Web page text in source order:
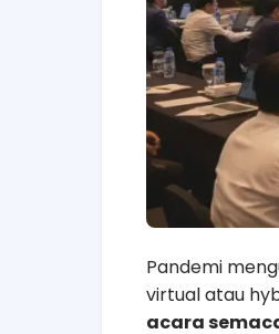
Pandemi
virtual atau
acara